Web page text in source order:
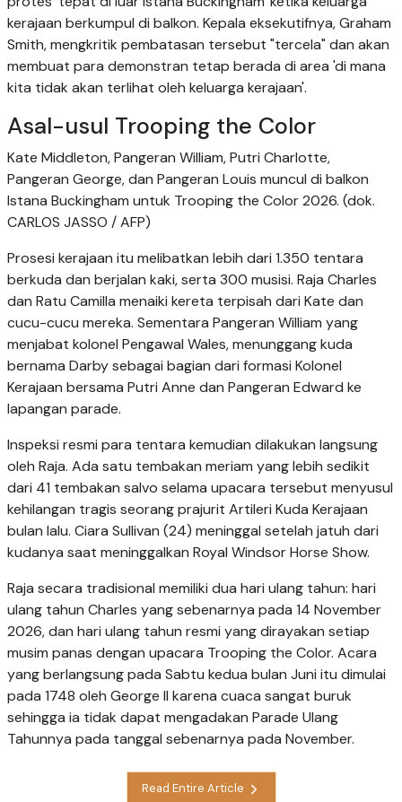
kerajaan berkumpul di balkon. Kepala eksekutifnya, Graham
Smith, mengkritik pembatasan tersebut "tercela" dan akan
membuat para demonstran tetap berada di area 'di mana
kita tidak akan terlihat oleh keluarga kerajaan'.
Asal-usul Trooping the Color
Kate Middleton, Pangeran William, Putri Charlotte,
Pangeran George, dan Pangeran Louis muncul di balkon
Istana Buckingham untuk Trooping the Color 2026. (dok.
CARLOS JASSO / AFP)
Prosesi kerajaan itu melibatkan lebih dari 1.350 tentara
berkuda dan berjalan kaki, serta 300 musisi. Raja Charles
dan Ratu Camilla menaiki kereta terpisah dari Kate dan
cucu-cucu mereka. Sementara Pangeran William yang
menjabat kolonel Pengawal Wales, menunggang kuda
bernama Darby sebagai bagian dari formasi Kolonel
Kerajaan bersama Putri Anne dan Pangeran Edward ke
lapangan parade.
Inspeksi resmi para tentara kemudian dilakukan langsung
oleh Raja. Ada satu tembakan meriam yang lebih sedikit
dari 41 tembakan salvo selama upacara tersebut menyusul
kehilangan tragis seorang prajurit Artileri Kuda Kerajaan
bulan lalu. Ciara Sullivan (24) meninggal setelah jatuh dari
kudanya saat meninggalkan Royal Windsor Horse Show.
Raja secara tradisional memiliki dua hari ulang tahun: hari
ulang tahun Charles yang sebenarnya pada 14 November
2026, dan hari ulang tahun resmi yang dirayakan setiap
musim panas dengan upacara Trooping the Color. Acara
yang berlangsung pada Sabtu kedua bulan Juni itu dimulai
pada 1748 oleh George II karena cuaca sangat buruk
sehingga ia tidak dapat mengadakan Parade Ulang
Tahunnya pada tanggal sebenarnya pada November.
Read Entire Article